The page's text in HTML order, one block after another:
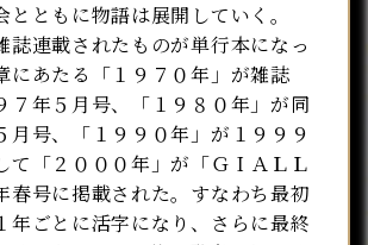
とともに物語は展開していく。
連載されたものが単行本になっ
にあたる「１９７０年」が雑誌
７年５月号、「１９８０年」が同
月号、「１９９０年」が１９９９
て「２０００年」が「ＧＩＡＬＬ
春号に掲載された。すなわち最初
年ごとに活字になり、さらに最終